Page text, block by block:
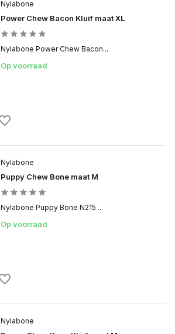
Nylabone
Nylabone
Puppy Chew Bone maat M
Nylabone Puppy Bone N215 ...
Op voorraad
Nylabone
Power Chew Bacon Kluif maat XL
Nylabone Power Chew Bacon...
Op voorraad